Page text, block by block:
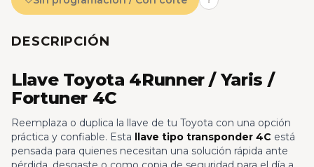
DESCRIPCIÓN
Llave Toyota 4Runner / Yaris /
Fortuner 4C
Reemplaza o duplica la llave de tu Toyota con una opción
práctica y confiable. Esta llave tipo transponder 4C está
pensada para quienes necesitan una solución rápida ante